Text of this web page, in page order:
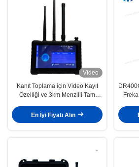
Video
Kanıt Toplama için Video Kayıt
Özelliği ve 3km Menzilli Tam
Tipi Drone Dedektörü
En İyi Fiyatı Alın